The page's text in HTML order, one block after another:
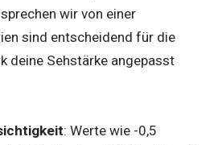
wir von einer
sind entscheidend für die
deine Sehstärke angepasst
: Werte wie -0,5